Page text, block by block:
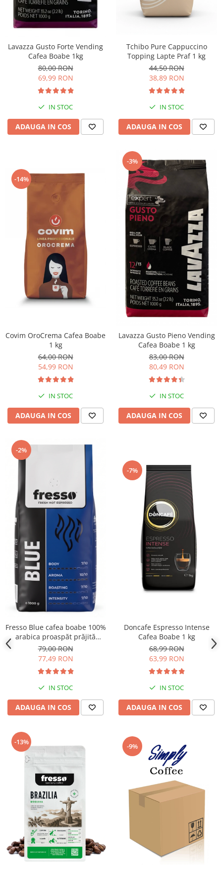
Lavazza Gusto Forte Vending
Cafea Boabe 1kg
80,00 RON
69,99 RON
IN STOC
ADAUGA IN COS
Tchibo Pure Cappuccino
Topping Lapte Praf 1 kg
44,50 RON
38,89 RON
IN STOC
ADAUGA IN COS
-14%
Covim OroCrema Cafea Boabe
1 kg
64,00 RON
54,99 RON
IN STOC
ADAUGA IN COS
-3%
Lavazza Gusto Pieno Vending
Cafea Boabe 1 kg
83,00 RON
80,49 RON
IN STOC
ADAUGA IN COS
-2%
Fresso Blue cafea boabe 100%
arabica proaspăt prăjită
vending 1kg
79,00 RON
77,49 RON
IN STOC
ADAUGA IN COS
-7%
Doncafe Espresso Intense
Cafea Boabe 1 kg
68,99 RON
63,99 RON
IN STOC
ADAUGA IN COS
-13% -9%